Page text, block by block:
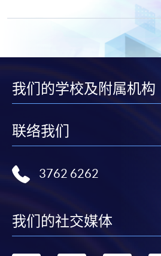
我们的学校及附属机构
联络我们
3762 6262
我们的社交媒体